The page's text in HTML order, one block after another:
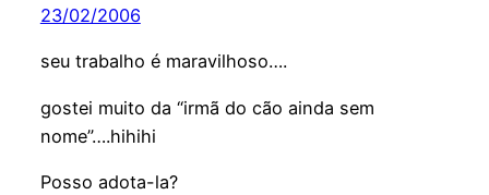
23/02/2006
seu trabalho é maravilhoso….
gostei muito da “irmã do cão ainda sem
nome”….hihihi
Posso adota-la?